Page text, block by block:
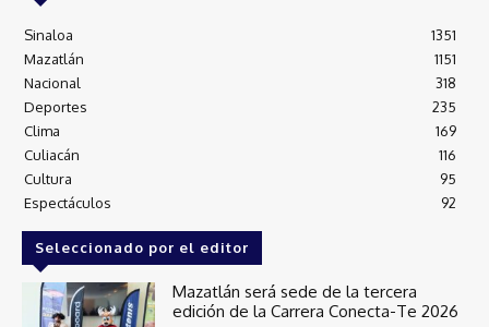
Sinaloa
1351
Mazatlán
1151
Nacional
318
Deportes
235
Clima
169
Culiacán
116
Cultura
95
Espectáculos
92
Seleccionado por el editor
Mazatlán será sede de la tercera
edición de la Carrera Conecta-Te 2026